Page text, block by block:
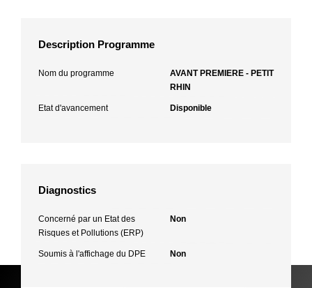
Description Programme
Nom du programme
AVANT PREMIERE - PETIT
RHIN
Etat d'avancement Disponible
Diagnostics
Concerné par un Etat des
Risques et Pollutions (ERP)
Non
Soumis à l'affichage du DPE Non